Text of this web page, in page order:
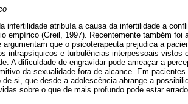
infertilidade atribuía a causa da infertilidade a
empírico (Greil, 1997). Recentemente também foi
argumentam que o psicoterapeuta prejudica a
intrapsíquicos e turbulências interpessoais vistos
A dificuldade de engravidar pode ameaçar a
da sexualidade fora de alcance. Em
si, que desde a adolescência abrange a
sobre o que de mais profundo pode estar